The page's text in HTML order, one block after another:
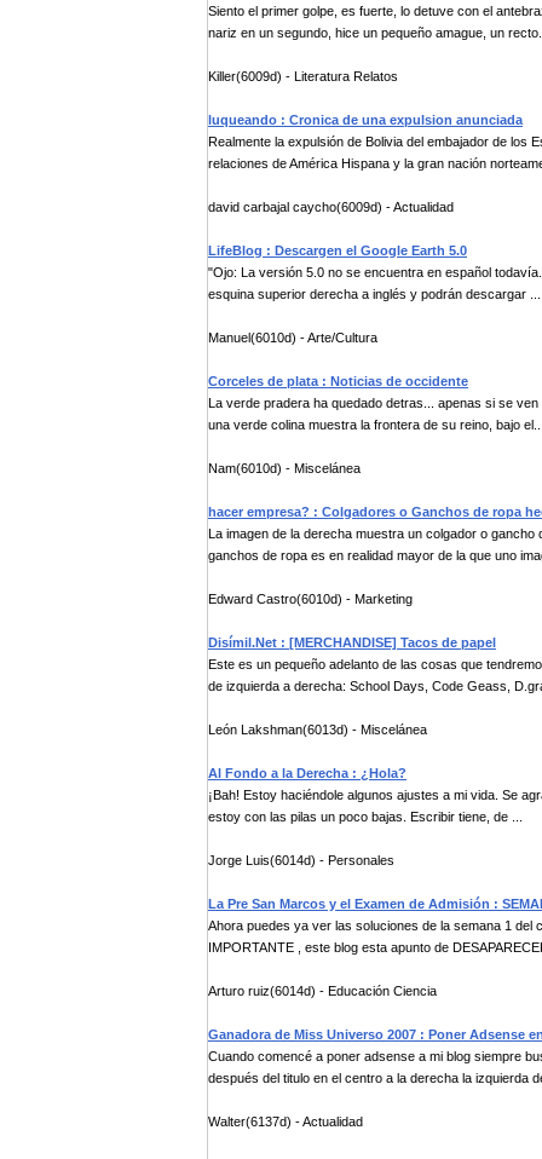
Siento el primer golpe, es fuerte, lo detuve con el
nariz en un segundo, hice un pequeño amague, un
Killer(6009d) - Literatura Relatos
luqueando : Cronica de una expulsion anunciada
Realmente la expulsión de Bolivia del embajador de los
relaciones de América Hispana y la gran nación
david carbajal caycho(6009d) - Actualidad
LifeBlog : Descargen el Google Earth 5.0
"Ojo: La versión 5.0 no se encuentra en español
esquina superior derecha a inglés y podrán descargar ...
Manuel(6010d) - Arte/Cultura
Corceles de plata : Noticias de occidente
La verde pradera ha quedado detras... apenas si se
una verde colina muestra la frontera de su reino, bajo
Nam(6010d) - Miscelánea
hacer empresa? : Colgadores o Ganchos de ropa
La imagen de la derecha muestra un colgador o
ganchos de ropa es en realidad mayor de la que uno
Edward Castro(6010d) - Marketing
Disímil.Net : [MERCHANDISE] Tacos de papel
Este es un pequeño adelanto de las cosas que
de izquierda a derecha: School Days, Code Geass,
León Lakshman(6013d) - Miscelánea
Al Fondo a la Derecha : ¿Hola?
¡Bah! Estoy haciéndole algunos ajustes a mi vida. Se
estoy con las pilas un poco bajas. Escribir tiene, de ...
Jorge Luis(6014d) - Personales
La Pre San Marcos y el Examen de Admisión :
Ahora puedes ya ver las soluciones de la semana 1 del
IMPORTANTE , este blog esta apunto de
Arturo ruiz(6014d) - Educación Ciencia
Ganadora de Miss Universo 2007 : Poner Adsense
Cuando comencé a poner adsense a mi blog siempre
después del titulo en el centro a la derecha la izquierda
Walter(6137d) - Actualidad